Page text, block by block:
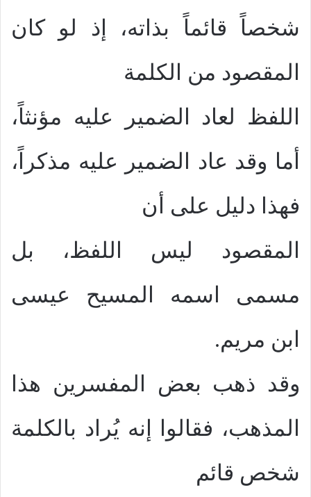
شخصاً قائماً بذاته، إذ لو كان
المقصود من الكلمة
اللفظ لعاد الضمير عليه مؤنثاً،
أما وقد عاد الضمير عليه مذكراً،
فهذا دليل على أن
المقصود ليس اللفظ، بل
مسمى اسمه المسيح عيسى
ابن مريم.
وقد ذهب بعض المفسرين هذا
المذهب، فقالوا إنه يُراد بالكلمة
شخص قائم